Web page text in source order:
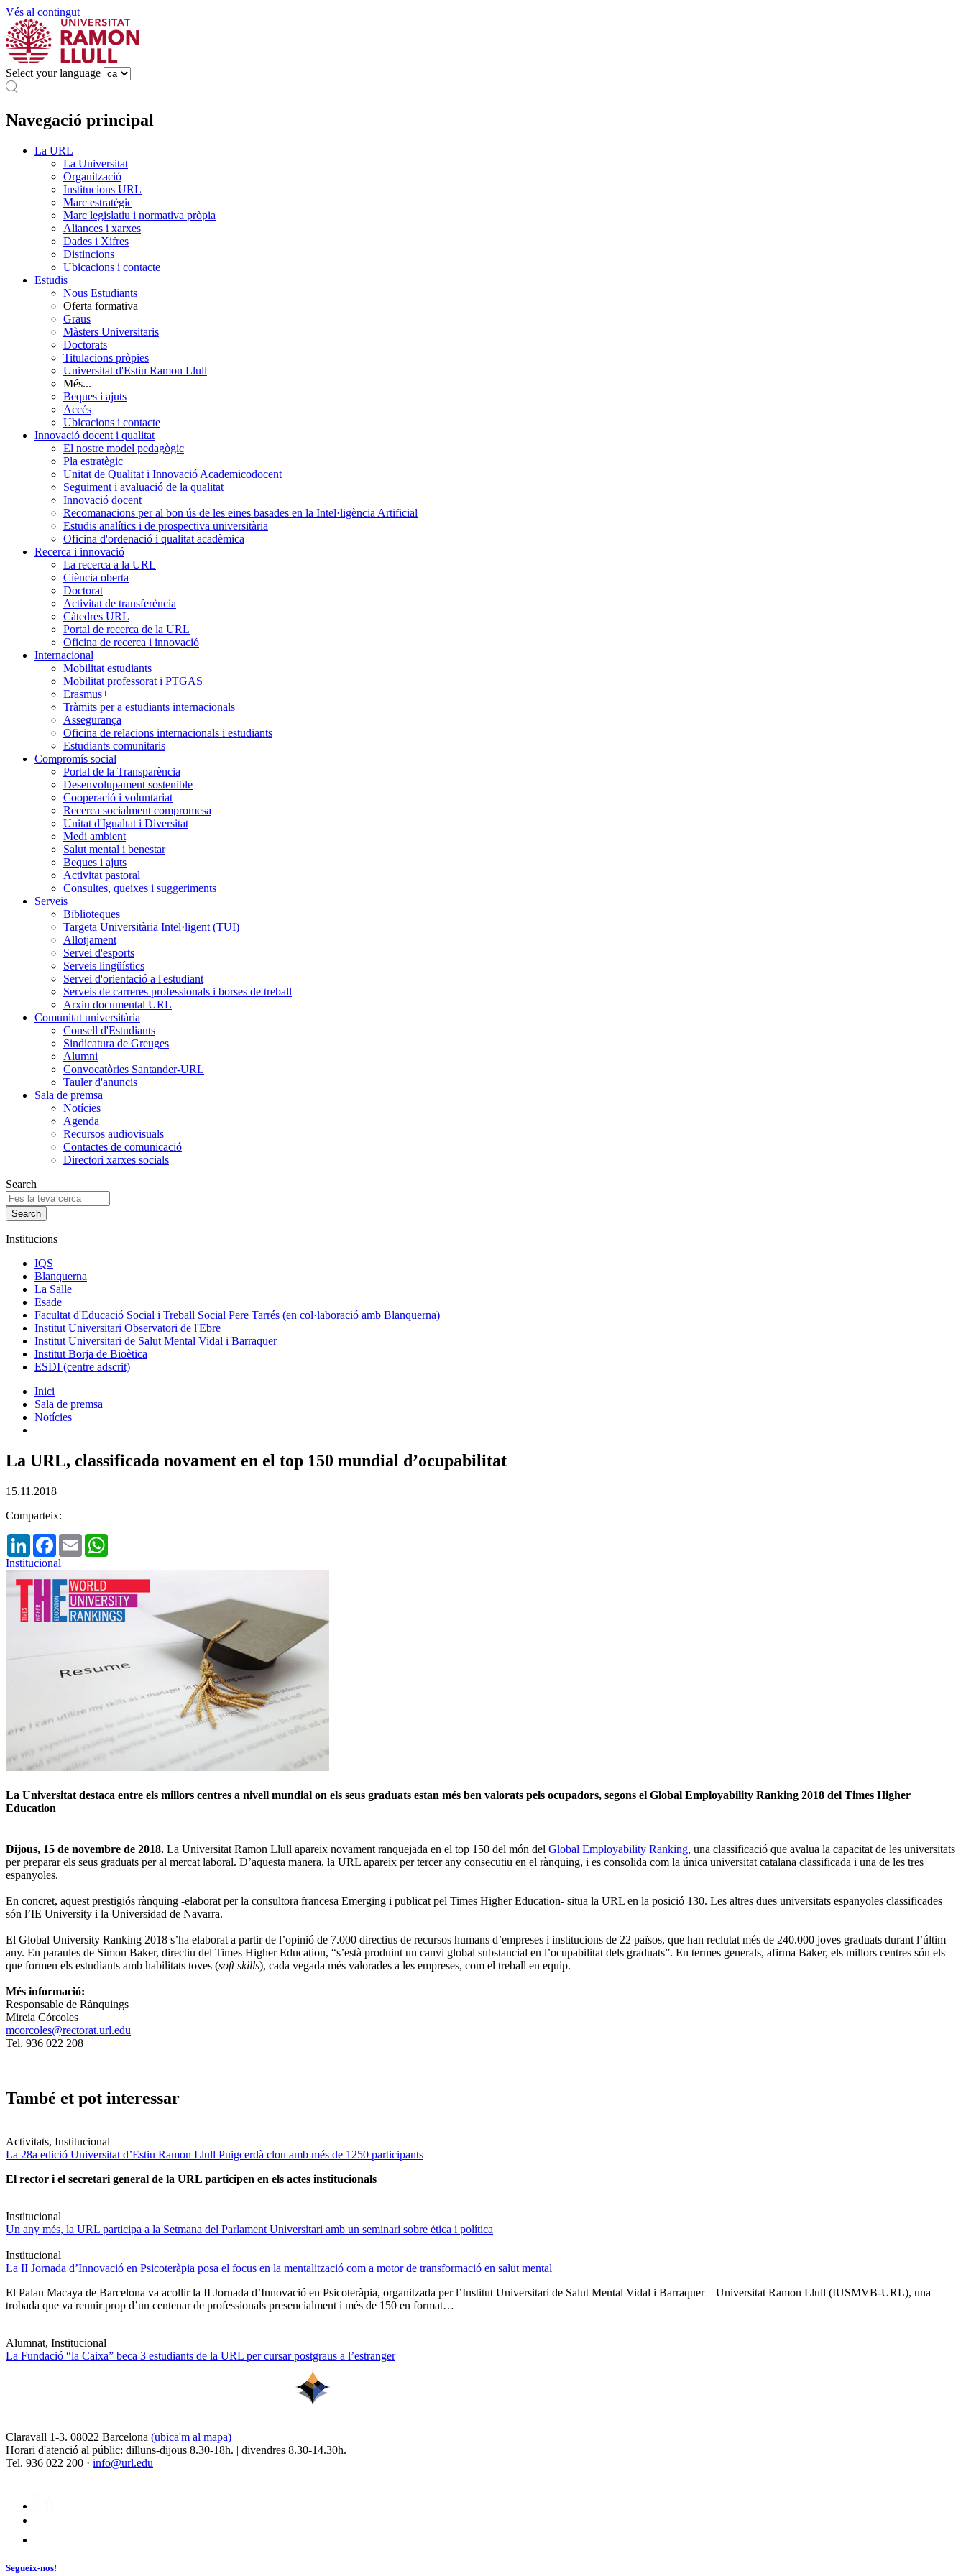
Vés al contingut
Select your language
Navegació principal
La URL
La Universitat
Organització
Institucions URL
Marc estratègic
Marc legislatiu i normativa pròpia
Aliances i xarxes
Dades i Xifres
Distincions
Ubicacions i contacte
Estudis
Nous Estudiants
Oferta formativa
Graus
Màsters Universitaris
Doctorats
Titulacions pròpies
Universitat d'Estiu Ramon Llull
Més...
Beques i ajuts
Accés
Ubicacions i contacte
Innovació docent i qualitat
El nostre model pedagògic
Pla estratègic
Unitat de Qualitat i Innovació Academicodocent
Seguiment i avaluació de la qualitat
Innovació docent
Recomanacions per al bon ús de les eines basades en la Intel·ligència Artificial
Estudis analítics i de prospectiva universitària
Oficina d'ordenació i qualitat acadèmica
Recerca i innovació
La recerca a la URL
Ciència oberta
Doctorat
Activitat de transferència
Càtedres URL
Portal de recerca de la URL
Oficina de recerca i innovació
Internacional
Mobilitat estudiants
Mobilitat professorat i PTGAS
Erasmus+
Tràmits per a estudiants internacionals
Assegurança
Oficina de relacions internacionals i estudiants
Estudiants comunitaris
Compromís social
Portal de la Transparència
Desenvolupament sostenible
Cooperació i voluntariat
Recerca socialment compromesa
Unitat d'Igualtat i Diversitat
Medi ambient
Salut mental i benestar
Beques i ajuts
Activitat pastoral
Consultes, queixes i suggeriments
Serveis
Biblioteques
Targeta Universitària Intel·ligent (TUI)
Allotjament
Servei d'esports
Serveis lingüístics
Servei d'orientació a l'estudiant
Serveis de carreres professionals i borses de treball
Arxiu documental URL
Comunitat universitària
Consell d'Estudiants
Sindicatura de Greuges
Alumni
Convocatòries Santander-URL
Tauler d'anuncis
Sala de premsa
Notícies
Agenda
Recursos audiovisuals
Contactes de comunicació
Directori xarxes socials
Search
Institucions
IQS
Blanquerna
La Salle
Esade
Facultat d'Educació Social i Treball Social Pere Tarrés (en col·laboració amb Blanquerna)
Institut Universitari Observatori de l'Ebre
Institut Universitari de Salut Mental Vidal i Barraquer
Institut Borja de Bioètica
ESDI (centre adscrit)
Inici
Sala de premsa
Notícies
La URL, classificada novament en el top 150 mundial d’ocupabilitat
15.11.2018
Comparteix:
LinkedInFacebook
Email
Institucional
La Universitat destaca entre els millors centres a nivell mundial on els seus graduats estan més ben valorats pels ocupadors, segons el Global Employability Ranking 2018 del Times Higher
Education
Dijous, 15 de novembre de 2018. La Universitat Ramon Llull apareix novament ranquejada en el top 150 del món del Global Employability Ranking, una classificació que avalua la capacitat de les universitats
per preparar els seus graduats per al mercat laboral. D’aquesta manera, la URL apareix per tercer any consecutiu en el rànquing, i es consolida com la única universitat catalana classificada i una de les tres
espanyoles.
En concret, aquest prestigiós rànquing -elaborat per la consultora francesa Emerging i publicat pel Times Higher Education- situa la URL en la posició 130. Les altres dues universitats espanyoles classificades
són l’IE University i la Universidad de Navarra.
El Global University Ranking 2018 s’ha elaborat a partir de l’opinió de 7.000 directius de recursos humans d’empreses i institucions de 22 països, que han reclutat més de 240.000 joves graduats durant l’últim
any. En paraules de Simon Baker, directiu del Times Higher Education, “s’està produint un canvi global substancial en l’ocupabilitat dels graduats”. En termes generals, afirma Baker, els millors centres són els
que formen els estudiants amb habilitats toves (soft skills), cada vegada més valorades a les empreses, com el treball en equip.
Més informació:
Responsable de Rànquings
Mireia Córcoles
mcorcoles@rectorat.url.edu
Tel. 936 022 208
També et pot interessar
Activitats, Institucional
La 28a edició Universitat d’Estiu Ramon Llull Puigcerdà clou amb més de 1250 participants
El rector i el secretari general de la URL participen en els actes institucionals
Institucional
Un any més, la URL participa a la Setmana del Parlament Universitari amb un seminari sobre ètica i política
Institucional
La II Jornada d’Innovació en Psicoteràpia posa el focus en la mentalització com a motor de transformació en salut mental
El Palau Macaya de Barcelona va acollir la II Jornada d’Innovació en Psicoteràpia, organitzada per l’Institut Universitari de Salut Mental Vidal i Barraquer – Universitat Ramon Llull (IUSMVB-URL), una
trobada que va reunir prop d’un centenar de professionals presencialment i més de 150 en format…
Alumnat, Institucional
La Fundació “la Caixa” beca 3 estudiants de la URL per cursar postgraus a l’estranger
Claravall 1-3. 08022 Barcelona (ubica'm al mapa)
Horari d'atenció al públic: dilluns-dijous 8.30-18h. | divendres 8.30-14.30h.
Tel. 936 022 200 · info@url.edu
Segueix-nos!